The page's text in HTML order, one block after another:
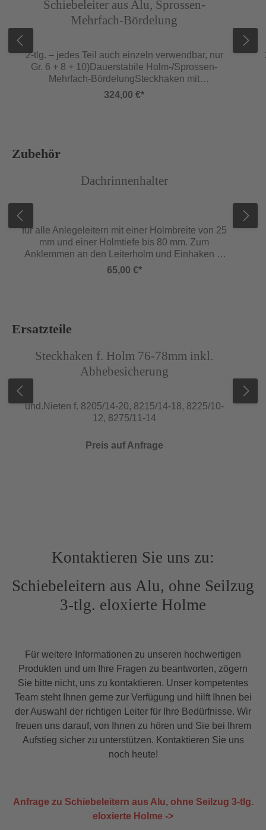
Schiebeleiter aus Alu, Sprossen-
Mehrfach-Bördelung
2-tlg. – jedes Teil auch einzeln verwendbar, nur
Gr. 6 + 8 + 10)Dauerstabile Holm-/Sprossen-
Mehrfach-BördelungSteckhaken mit
AbhebesicherungMit Klappfuß am unteren
Leiterende bei Gr. 6Typ 6205.05 mit Traverse
324,00 €*
Produktgalerie überspringen
Zubehör
Dachrinnenhalter
für alle Anlegeleitern mit einer Holmbreite von 25
mm und einer Holmtiefe bis 80 mm. Zum
Anklemmen an den Leiterholm und Einhaken in
die Dachrinne. Verhindert seitliches Abgleiten
der Leiter, schont die Dachrinne. Enthält einen
65,00 €*
Produktgalerie überspringen
Ersatzteile
Steckhaken f. Holm 76-78mm inkl.
Abhebesicherung
und.Nieten f. 8205/14-20, 8215/14-18, 8225/10-
12, 8275/11-14
Preis auf Anfrage
Kontaktieren Sie uns zu:
Schiebeleitern aus Alu, ohne Seilzug
3-tlg. eloxierte Holme
Für weitere Informationen zu unseren hochwertigen
Produkten und um Ihre Fragen zu beantworten, zögern
Sie bitte nicht, uns zu kontaktieren. Unser kompetentes
Team steht Ihnen gerne zur Verfügung und hilft Ihnen bei
der Auswahl der richtigen Leiter für Ihre Bedürfnisse. Wir
freuen uns darauf, von Ihnen zu hören und Sie bei Ihrem
Aufstieg sicher zu unterstützen. Kontaktieren Sie uns
noch heute!
Anfrage zu Schiebeleitern aus Alu, ohne Seilzug 3-tlg.
eloxierte Holme ->